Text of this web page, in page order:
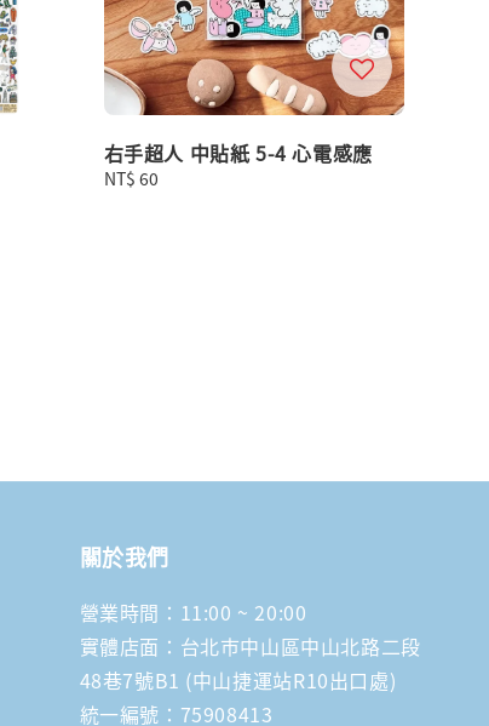
右手超人 中貼紙 5-4 心電感應
Regular
NT$ 60
關於我們
營業時間：11:00 ~ 20:00
實體店面：台北市中山區中山北路二段
48巷7號B1 (中山捷運站R10出口處)
統一編號：75908413